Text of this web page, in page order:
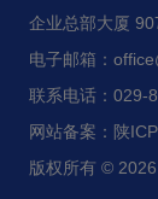
企业总部大厦
电子邮箱：
联系电话：029-
网站备案：陕
版权所有 ©